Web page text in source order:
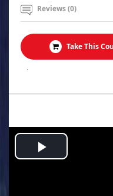
Reviews (0)
Take This
.
Play